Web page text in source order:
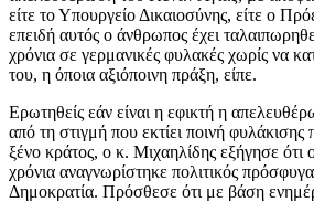
είτε το Υπουργείο Δικαιοσύνης, είτε ο
επειδή αυτός ο άνθρωπος έχει
χρόνια σε γερμανικές φυλακές χωρίς να
του, η όποια αξιόποινη πράξη, είπε.
Ερωτηθείς εάν είναι η εφικτή η
από τη στιγμή που εκτίει ποινή
ξένο κράτος, ο κ. Μιχαηλίδης εξήγησε ότι
χρόνια αναγνωρίστηκε πολιτικός
Δημοκρατία. Πρόσθεσε ότι με βάση